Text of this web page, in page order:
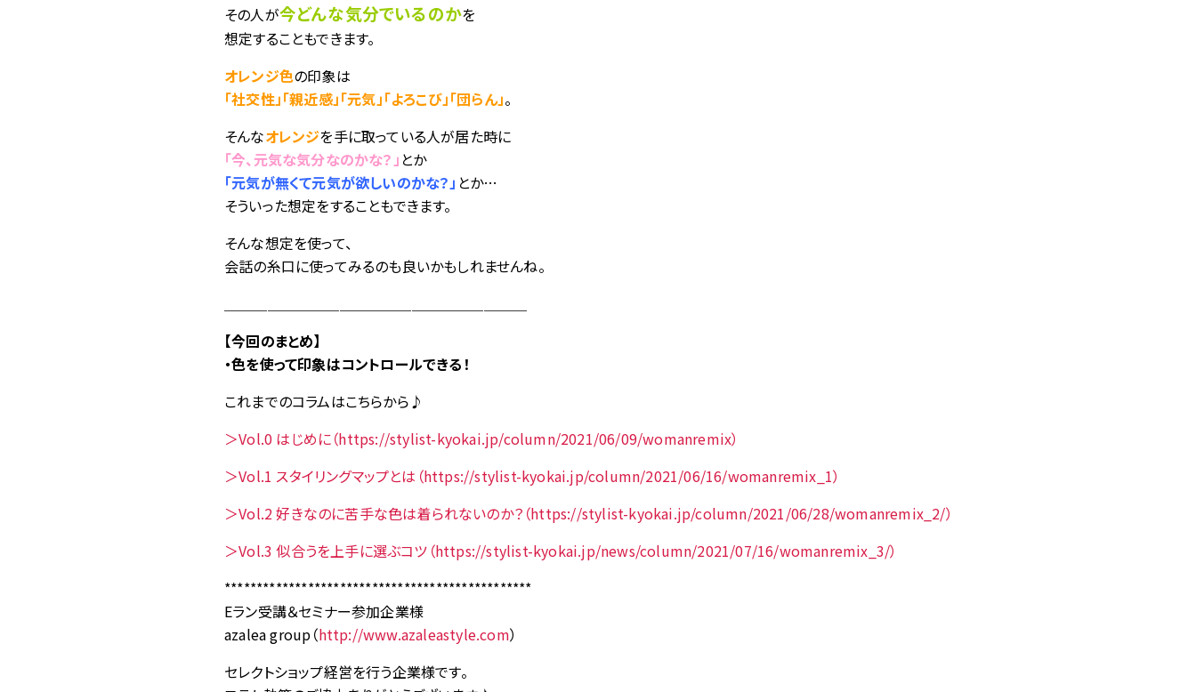
その人が今どんな気分でいるのかを
想定することもできます。
オレンジ色の印象は
「社交性」「親近感」「元気」「よろこび」「団らん」。
そんなオレンジを手に取っている人が居た時に
「今、元気な気分なのかな？」 とか
「元気が無くて元気が欲しいのかな？」 とか…
そういった想定をすることもできます。
そんな想定を使って、
会話の糸口に使ってみるのも良いかもしれませんね。
【今回のまとめ】
・色を使って印象はコントロールできる！
これまでのコラムはこちらから♪
＞Vol.0 はじめに（https://stylist-kyokai.jp/column/2021/06/09/womanremix）
＞Vol.1 スタイリングマップとは（https://stylist-kyokai.jp/column/2021/06/16/womanremix_1）
＞Vol.2 好きなのに苦手な色は着られないのか？（https://stylist-kyokai.jp/column/2021/06/28/womanremix_2/）
＞Vol.3 似合うを上手に選ぶコツ（https://stylist-kyokai.jp/news/column/2021/07/16/womanremix_3/）
************************************************
Eラン受講＆セミナー参加企業様
azalea group（http://www.azaleastyle.com）
セレクトショップ経営を行う企業様です。